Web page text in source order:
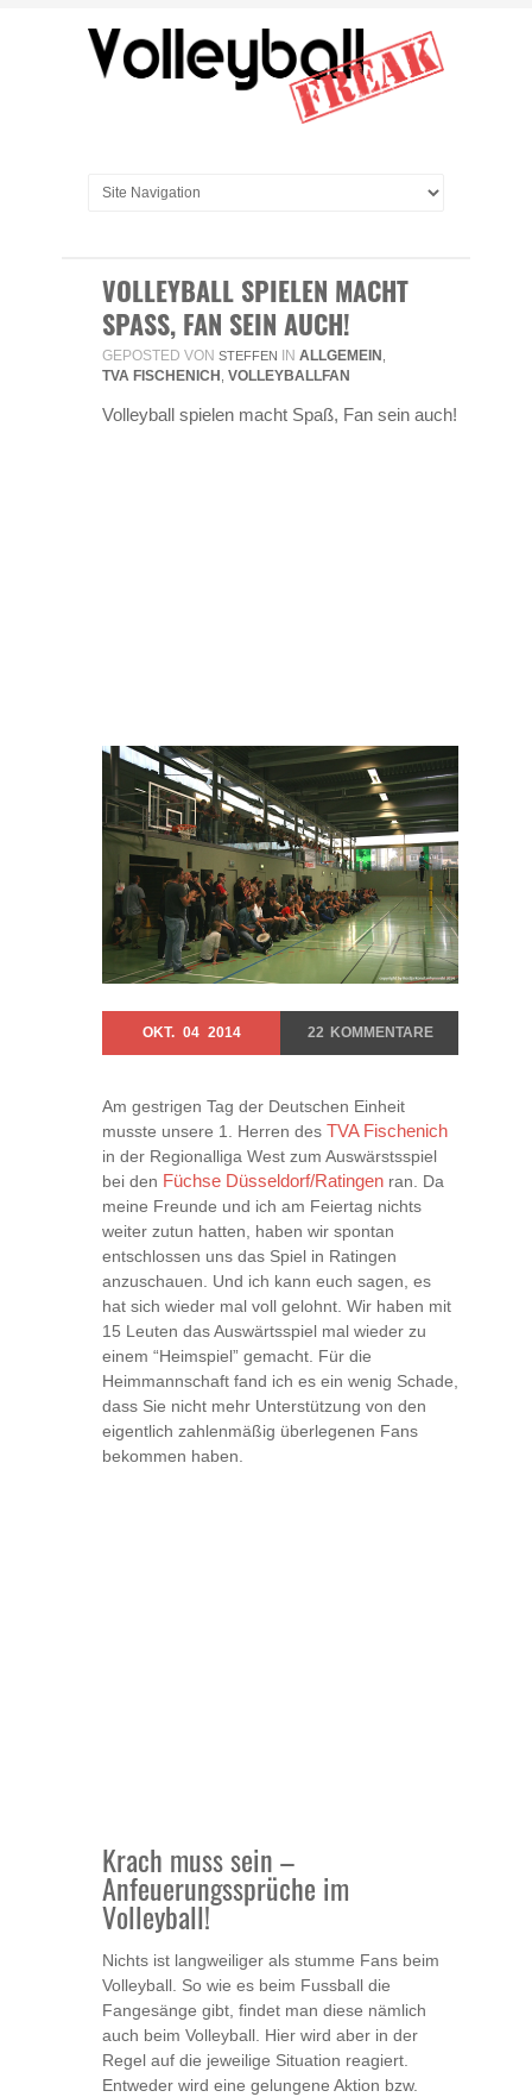
VOLLEYBALL SPIELEN MACHT
SPASS, FAN SEIN AUCH!
GEPOSTED VON STEFFEN IN ALLGEMEIN
TVA FISCHENICH VOLLEYBALLFAN
Volleyball spielen macht Spaß, Fan sein auch!
OKT. 04 2014 22 KOMMENTARE
Am gestrigen Tag der Deutschen Einheit
musste unsere 1. Herren des TVA Fischenich
in der Regionalliga West zum Auswärstsspiel
bei den Füchse Düsseldorf/Ratingen ran. Da
meine Freunde und ich am Feiertag nichts
weiter zutun hatten, haben wir spontan
entschlossen uns das Spiel in Ratingen
anzuschauen. Und ich kann euch sagen, es
hat sich wieder mal voll gelohnt. Wir haben mit
15 Leuten das Auswärtsspiel mal wieder zu
einem “Heimspiel” gemacht. Für die
Heimmannschaft fand ich es ein wenig Schade,
dass Sie nicht mehr Unterstützung von den
eigentlich zahlenmäßig überlegenen Fans
bekommen haben.
Krach muss sein –
Anfeuerungssprüche im
Volleyball!
Nichts ist langweiliger als stumme Fans beim
Volleyball. So wie es beim Fussball die
Fangesänge gibt, findet man diese nämlich
auch beim Volleyball. Hier wird aber in der
Regel auf die jeweilige Situation reagiert.
Entweder wird eine gelungene Aktion bzw.